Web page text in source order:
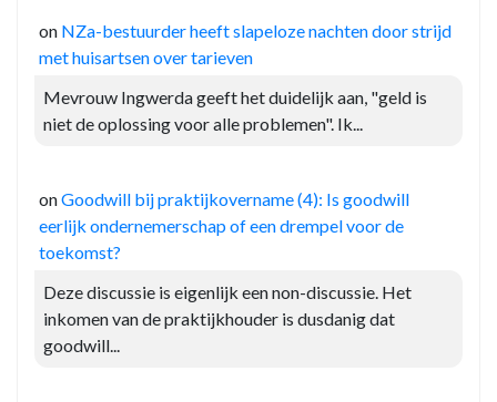
on NZa-bestuurder heeft slapeloze nachten door strijd
met huisartsen over tarieven
Mevrouw Ingwerda geeft het duidelijk aan, "geld is
niet de oplossing voor alle problemen". Ik...
onGoodwill bij praktijkovername (4): Is goodwill
eerlijk ondernemerschap of een drempel voor de
toekomst?
Deze discussie is eigenlijk een non-discussie. Het
inkomen van de praktijkhouder is dusdanig dat
goodwill...